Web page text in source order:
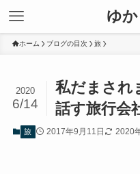
ゆ
ホーム ブログの目次 旅
私だまされ
話す旅行会
2020
6/14
旅 2017年9月11日 2020